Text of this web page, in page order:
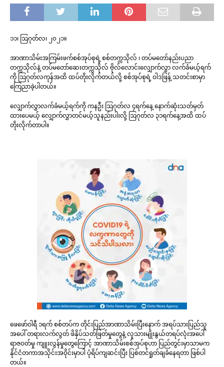
၁၁၊ ဩဂုတ်လ၊ ၂၀၂၁။
အာဏာသိမ်းအကြမ်းဖက်စစ်အုပ်စုရဲ့ စစ်တက္ကသိုလ် ၊ တပ်မတော်နည်းပညာ
တက္ကသိုလ်နဲ့ တပ်မတော်ဆေးတက္ကသိုလ် ဗိုလ်လောင်းလျှောက်လွှာ လက်ခံမယ့်ရက်
ကို ဩဂုတ်လကုန်အထိ ထပ်တိုးလိုက်တယ်လို့ စစ်အုပ်စုရဲ့ ဝါဒဖြန့် သတင်းစာမှာ
ကြေညာခဲ့ပါတယ်။
လျှောက်လွှာလက်ခံမယ့်ရက်ကို ကနဦး ဩဂုတ်လ ၄ရက်နေ့ နောက်ဆုံးသတ်မှတ်
ထားပေမယ့် လျှောက်လွှာတင်မယ့်သူနည်းပါးလို့ ဩဂုတ်လ ၃၁ရက်နေ့အထိ ထပ်
တိုးလိုက်တာပါ။
ဖေဖော်ဝါရီ ၁ရက် စစ်တပ်က တိုင်းပြည်အာဏာသိမ်းပြီးနောက် အရပ်သားပြည်သူ
အပေါ် တရားလက်လွတ် ဖိနှိပ်သတ်ဖြတ်မှုတွေနဲ့ လူသားမျိုးနွယ်တရပ်လုံးအပေါ်
ရာဇဝတ်မှု ကျူးလွန်မှုတွေကြောင့် အာဏာသိမ်းစစ်အုပ်စုဟာ ပြည်တွင်းမှာသာမက
နိုင်ငံတကာအသိုင်းအဝိုင်းမှာပါ ပုံရိပ်ကျဆင်းပြီး ပြစ်တင်ရှုတ်ချခံနေရတာ ဖြစ်ပါ
တယ်။